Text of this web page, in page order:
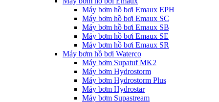
Máy bơm hồ bơi Emaux EPH
Máy bơm hồ bơi Emaux SC
Máy bơm hồ bơi Emaux SB
Máy bơm hồ bơi Emaux SE
Máy bơm hồ bơi Emaux SR
Máy bơm hồ bơi Waterco
Máy bơm Supatuf MK2
Máy bơm Hydrostorm
Máy bơm Hydrostorm Plus
Máy bơm Hydrostar
Máy bơm Supastream